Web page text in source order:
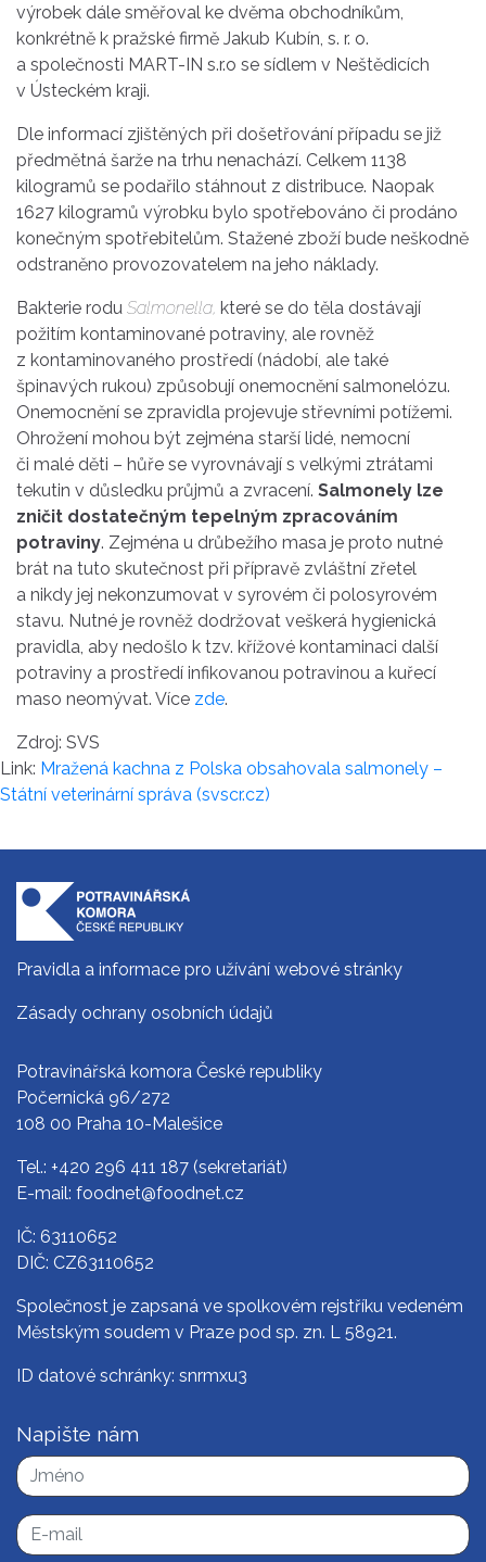
výrobek dále směřoval ke dvěma obchodníkům,
konkrétně k pražské firmě Jakub Kubín, s. r. o.
a společnosti MART-IN s.r.o se sídlem v Neštědicích
v Ústeckém kraji.
Dle informací zjištěných při došetřování případu se již
předmětná šarže na trhu nenachází. Celkem 1138
kilogramů se podařilo stáhnout z distribuce. Naopak
1627 kilogramů výrobku bylo spotřebováno či prodáno
konečným spotřebitelům. Stažené zboží bude neškodně
odstraněno provozovatelem na jeho náklady.
Bakterie rodu Salmonella, které se do těla dostávají
požitím kontaminované potraviny, ale rovněž
z kontaminovaného prostředí (nádobí, ale také
špinavých rukou) způsobují onemocnění salmonelózu.
Onemocnění se zpravidla projevuje střevními potížemi.
Ohrožení mohou být zejména starší lidé, nemocní
či malé děti – hůře se vyrovnávají s velkými ztrátami
tekutin v důsledku průjmů a zvracení. Salmonely lze
zničit dostatečným tepelným zpracováním
potraviny. Zejména u drůbežího masa je proto nutné
brát na tuto skutečnost při přípravě zvláštní zřetel
a nikdy jej nekonzumovat v syrovém či polosyrovém
stavu. Nutné je rovněž dodržovat veškerá hygienická
pravidla, aby nedošlo k tzv. křížové kontaminaci další
potraviny a prostředí infikovanou potravinou a kuřecí
maso neomývat. Více zde.
Zdroj: SVS
Link: Mražená kachna z Polska obsahovala salmonely –
Státní veterinární správa (svscr.cz)
Pravidla a informace pro užívání webové stránky
Zásady ochrany osobních údajů
Potravinářská komora České republiky
Počernická 96/272
108 00 Praha 10-Malešice
Tel.: +420 296 411 187 (sekretariát)
E-mail: foodnet@foodnet.cz
IČ: 63110652
DIČ: CZ63110652
Společnost je zapsaná ve spolkovém rejstříku vedeném
Městským soudem v Praze pod sp. zn. L 58921.
ID datové schránky: snrmxu3
Napište nám